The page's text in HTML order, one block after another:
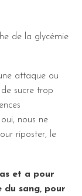
de la glycémie
attaque ou
sucre trop
nous ne
riposter, le
et a pour
du sang, pour